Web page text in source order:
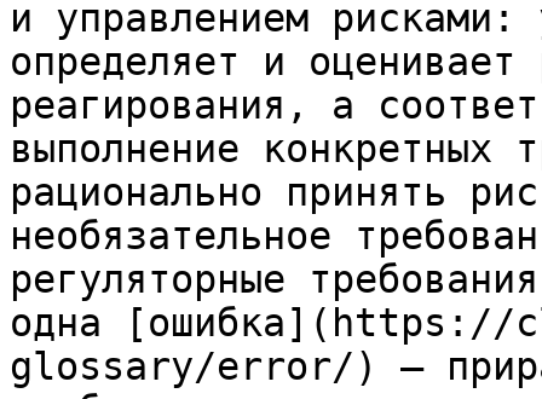
и управлением рисками:
определяет и
реагирования, а
выполнение конкретных
рационально принять
необязательное
регуляторные
одна
glossary/error/) —